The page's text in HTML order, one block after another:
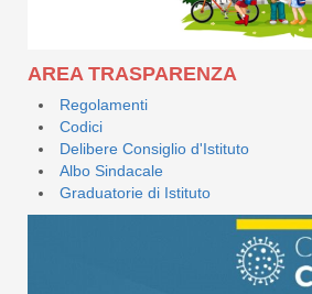
AREA TRASPARENZA
Regolamenti
Codici
Delibere Consiglio d'Istituto
Albo Sindacale
Graduatorie di Istituto